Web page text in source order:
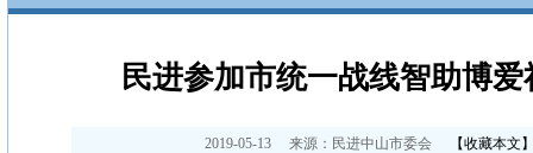
民进参加市统一战线智助博
2019-05-13 来源： 民进中山市委会 【收藏本文